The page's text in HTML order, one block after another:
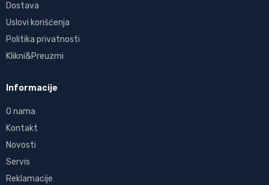
Dostava
Uslovi korišćenja
Politika privatnosti
Klikni&Preuzmi
Informacije
O nama
Kontakt
Novosti
Servis
Reklamacije